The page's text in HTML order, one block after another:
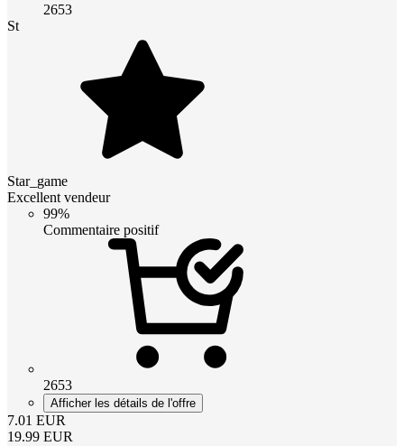
2653
St
Star_game
Excellent vendeur
99%
Commentaire positif
2653
Afficher les détails de l'offre
7.01 EUR
19.99 EUR